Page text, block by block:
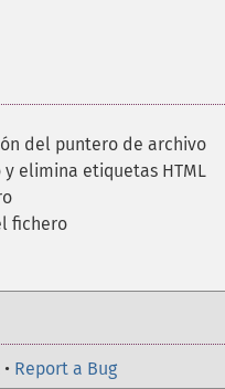
del puntero de archivo
elimina etiquetas HTML
fichero
• Report a Bug